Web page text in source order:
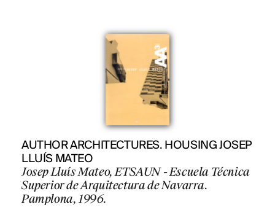
AUTHOR ARCHITECTURES. HOUSING JOSEP
LLUÍS MATEO
Josep Lluís Mateo, ETSAUN - Escuela Técnica
Superior de Arquitectura de Navarra.
Pamplona, 1996.